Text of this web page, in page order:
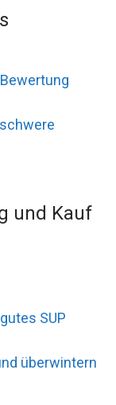
und Kauf
SUP
überwintern